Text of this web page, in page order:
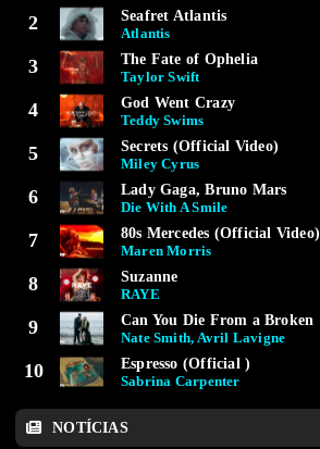
2 Seafret Atlantis
Atlantis
3 The Fate of Ophelia
Taylor Swift
4 God Went Crazy
Teddy Swims
5 Secrets (Official Video)
Miley Cyrus
6 Lady Gaga, Bruno Mars
Die With A Smile
7 80s Mercedes (Official Video)
Maren Morris
8 Suzanne
RAYE
9 Can You Die From a Broken
Nate Smith, Avril Lavigne
10 Espresso (Official )
Sabrina Carpenter
NOTÍCIAS